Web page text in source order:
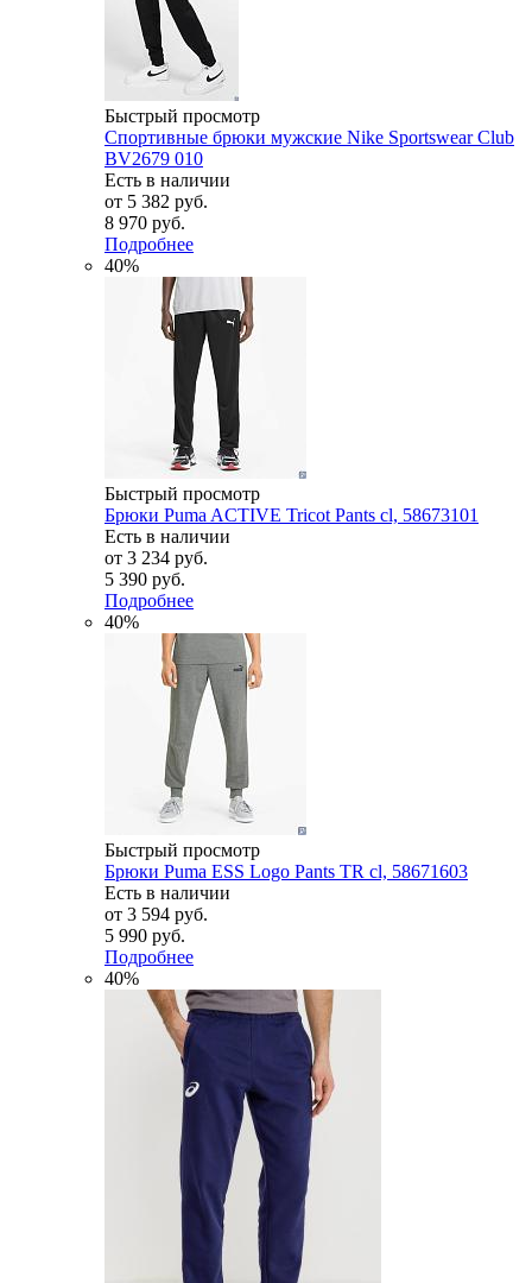
Быстрый просмотр
Спортивные брюки мужские Nike Sportswear Club
BV2679 010
Есть в наличии
от 5 382 руб.
8 970 руб.
Подробнее
40%
Быстрый просмотр
Брюки Puma ACTIVE Tricot Pants cl, 58673101
Есть в наличии
от 3 234 руб.
5 390 руб.
Подробнее
40%
Быстрый просмотр
Брюки Puma ESS Logo Pants TR cl, 58671603
Есть в наличии
от 3 594 руб.
5 990 руб.
Подробнее
40%